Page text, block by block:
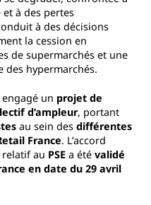
à des pertes
à des décisions
la cession en
de supermarchés et une
des hypermarchés.
engagé un projet de
d’ampleur, portant
au sein des différentes
France. L’accord
au PSEa été validé
en date du 29 avril